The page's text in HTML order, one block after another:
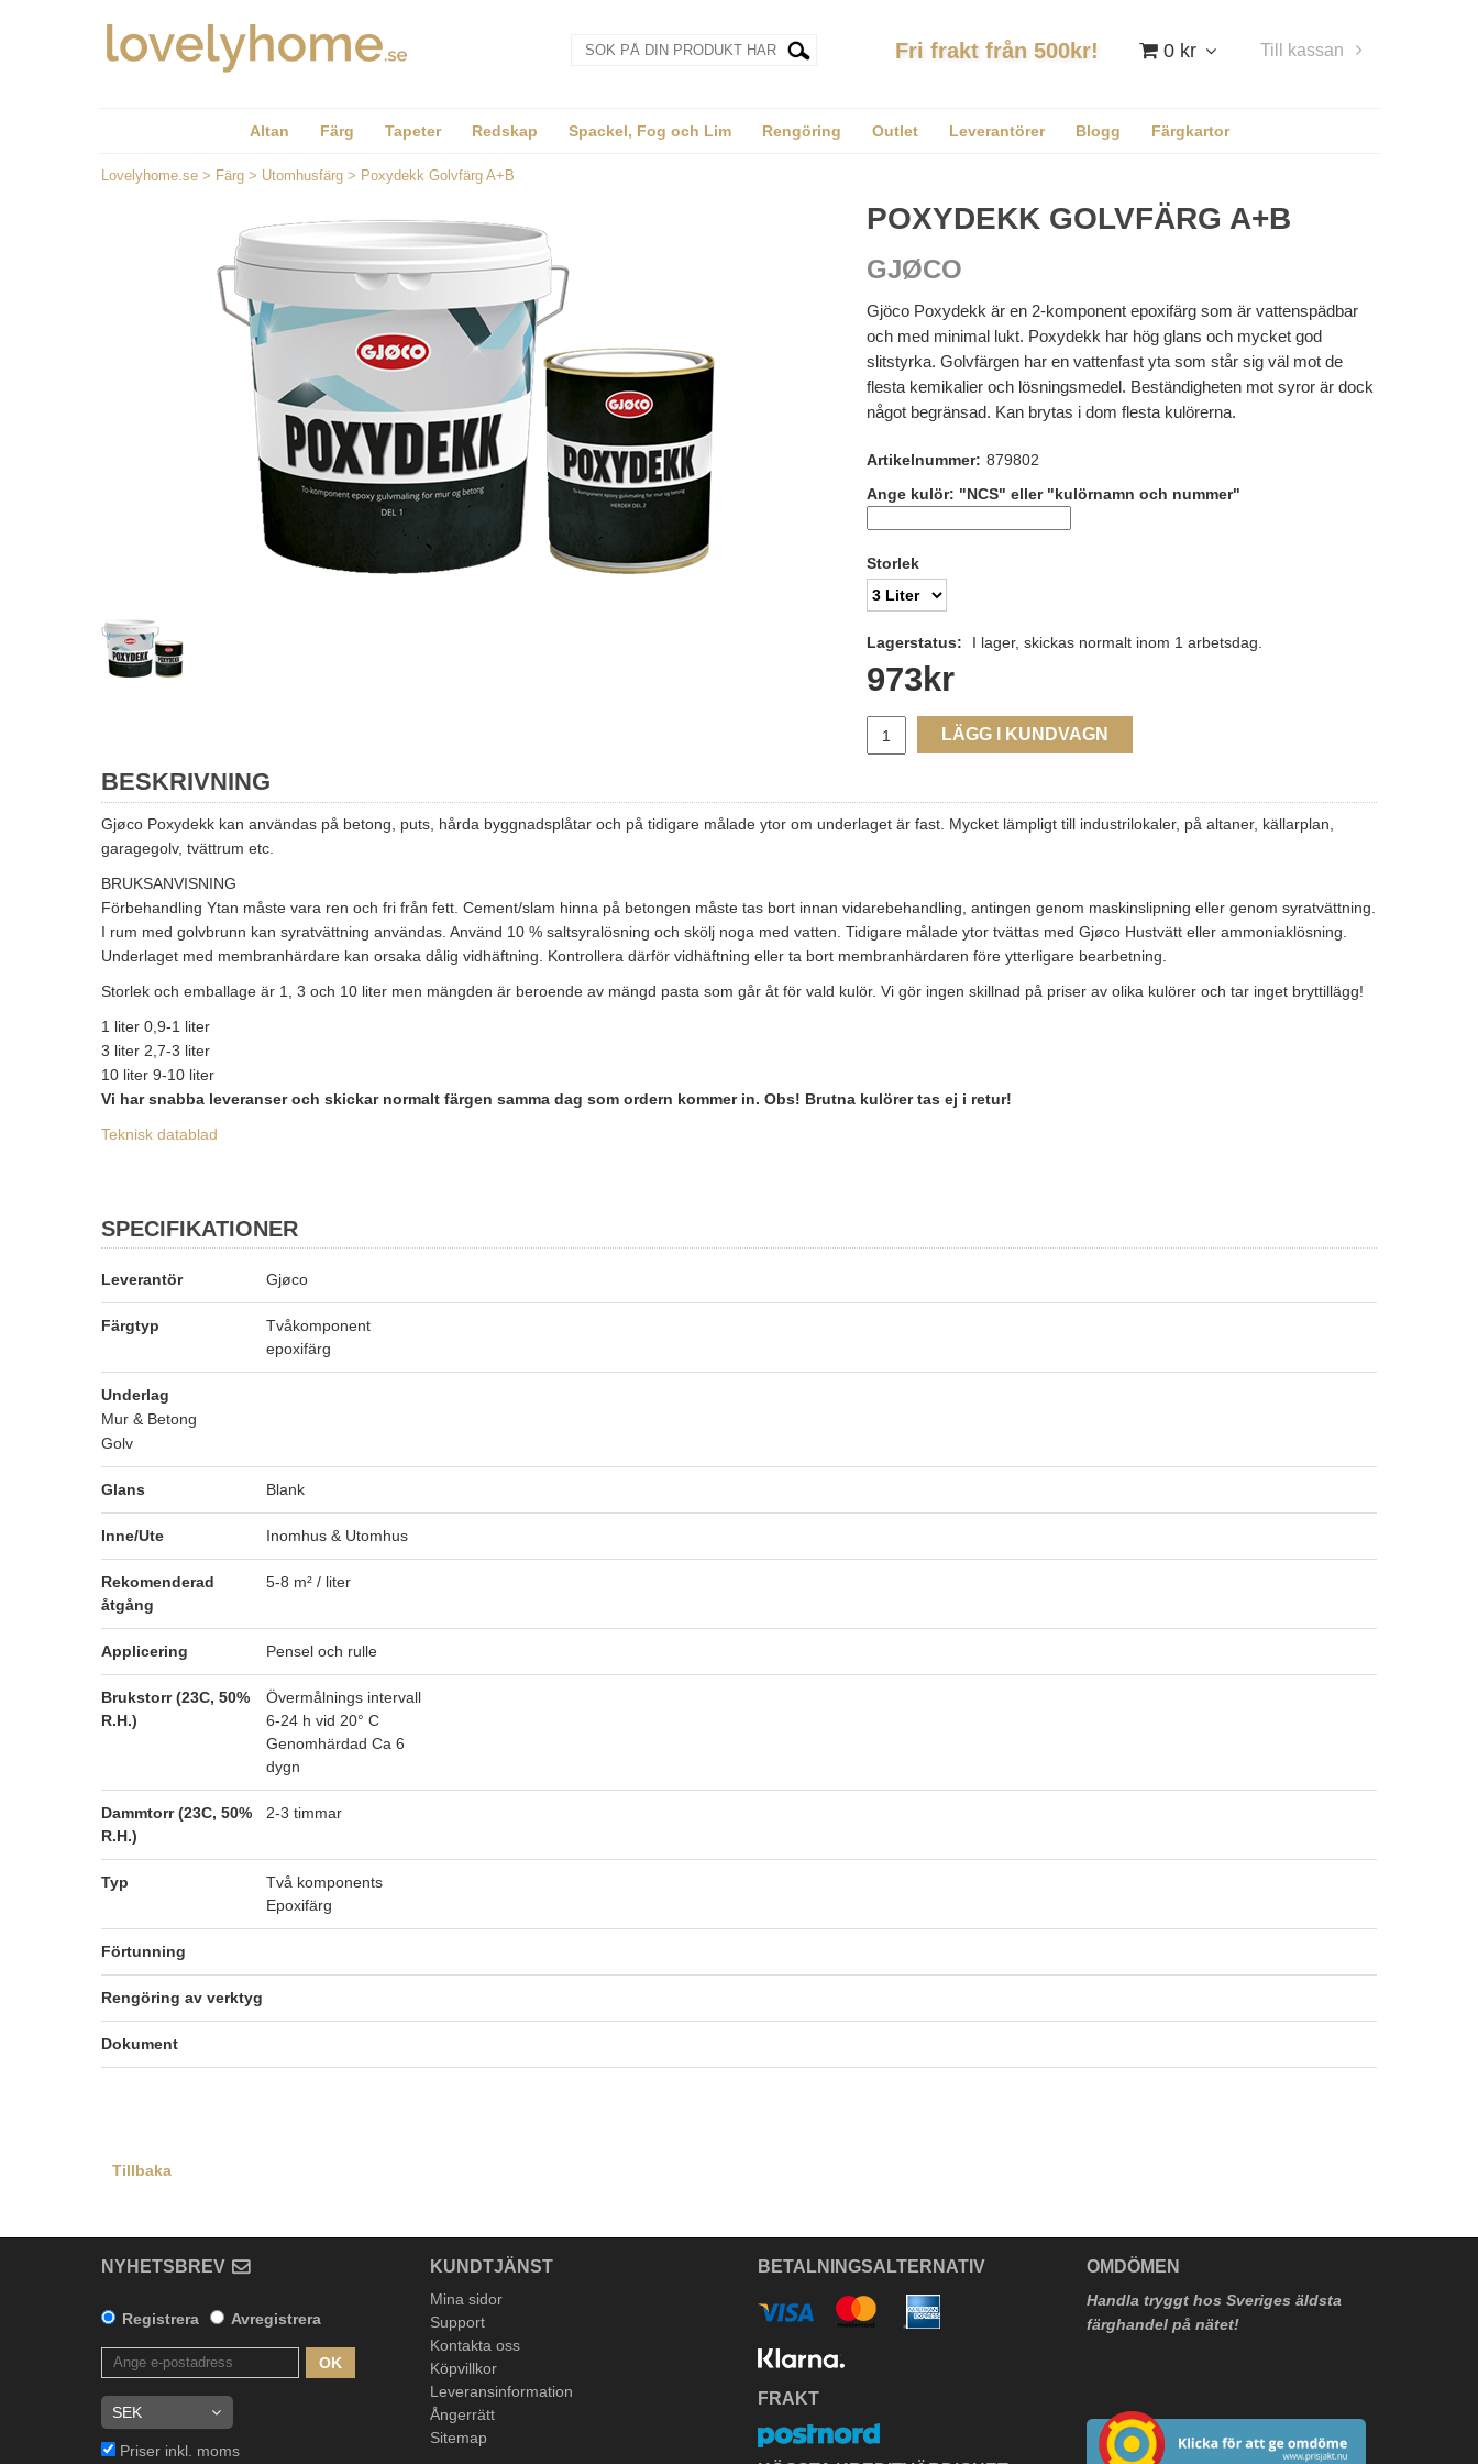
0 kr Till kassan
Fri frakt från 500kr!
Altan Färg Tapeter Redskap Spackel, Fog och Lim Rengöring Outlet Leverantörer Blogg Färgkartor
Lovelyhome.se > Färg > Utomhusfärg > Poxydekk Golvfärg A+B
POXYDEKK GOLVFÄRG A+B
GJØCO
Gjöco Poxydekk är en 2-komponent epoxifärg som är vattenspädbar
och med minimal lukt. Poxydekk har hög glans och mycket god
slitstyrka. Golvfärgen har en vattenfast yta som står sig väl mot de
flesta kemikalier och lösningsmedel. Beständigheten mot syror är dock
något begränsad. Kan brytas i dom flesta kulörerna.
Artikelnummer: 879802
Ange kulör: "NCS" eller "kulörnamn och nummer"
Storlek
Lagerstatus: I lager, skickas normalt inom 1 arbetsdag.
973 kr
LÄGG I KUNDVAGN
BESKRIVNING
Gjøco Poxydekk kan användas på betong, puts, hårda byggnadsplåtar och på tidigare målade ytor om underlaget är fast. Mycket lämpligt till industrilokaler, på altaner, källarplan,
garagegolv, tvättrum etc.
BRUKSANVISNING
Förbehandling Ytan måste vara ren och fri från fett. Cement/slam hinna på betongen måste tas bort innan vidarebehandling, antingen genom maskinslipning eller genom syratvättning.
I rum med golvbrunn kan syratvättning användas. Använd 10 % saltsyralösning och skölj noga med vatten. Tidigare målade ytor tvättas med Gjøco Hustvätt eller ammoniaklösning.
Underlaget med membranhärdare kan orsaka dålig vidhäftning. Kontrollera därför vidhäftning eller ta bort membranhärdaren före ytterligare bearbetning.
Storlek och emballage är 1, 3 och 10 liter men mängden är beroende av mängd pasta som går åt för vald kulör. Vi gör ingen skillnad på priser av olika kulörer och tar inget bryttillägg!
1 liter 0,9-1 liter
3 liter 2,7-3 liter
10 liter 9-10 liter
Vi har snabba leveranser och skickar normalt färgen samma dag som ordern kommer in. Obs! Brutna kulörer tas ej i retur!
Teknisk datablad
SPECIFIKATIONER
Leverantör Gjøco
Färgtyp
Tvåkomponent
epoxifärg
Underlag
Mur & Betong
Golv
Glans Blank
Inne/Ute Inomhus & Utomhus
Rekomenderad
åtgång
5-8 m² / liter
Applicering Pensel och rulle
Brukstorr (23C, 50%
R.H.)
Övermålnings intervall
6-24 h vid 20° C
Genomhärdad Ca 6
dygn
Dammtorr (23C, 50%
R.H.)
2-3 timmar
Typ
Två komponents
Epoxifärg
Förtunning
Rengöring av verktyg
Dokument
Tillbaka
NYHETSBREV
Registrera Avregistrera
OK
Priser inkl. moms
KUNDTJÄNST
Mina sidor
Support
Kontakta oss
Köpvillkor
Leveransinformation
Ångerrätt
Sitemap
BETALNINGSALTERNATIV
FRAKT
OMDÖMEN
Handla tryggt hos Sveriges äldsta
färghandel på nätet!